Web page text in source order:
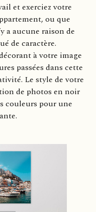
et exerciez votre
ou que
a aucune raison de
de caractère.
à votre image
passées dans cette
Le style de votre
de photos en noir
couleurs pour une